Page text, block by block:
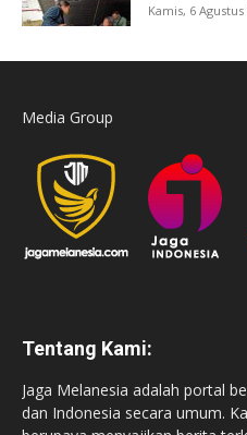
Kamis, 6 Agustus
Media Group
Tentang Kami:
Jaga Melanesia adalah portal
dan Indonesia secara umum.